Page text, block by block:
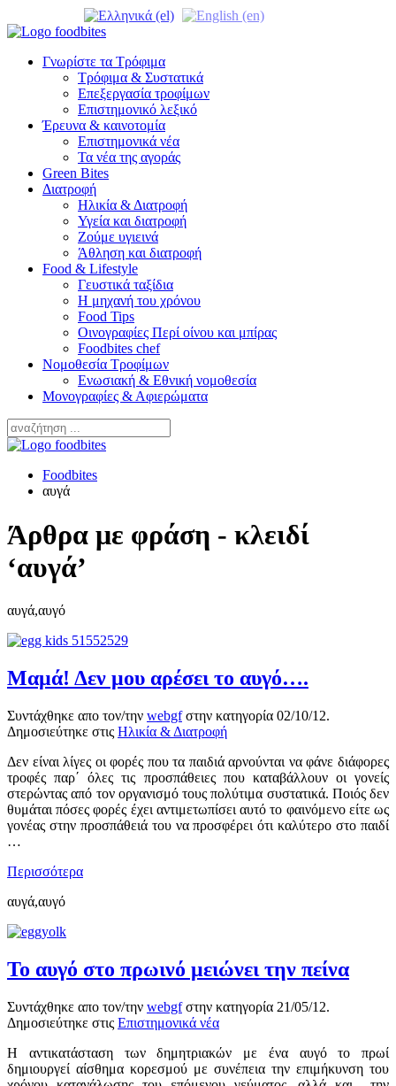
Γνωρίστε τα Τρόφιμα
Τρόφιμα & Συστατικά
Επεξεργασία τροφίμων
Επιστημονικό λεξικό
Έρευνα & καινοτομία
Επιστημονικά νέα
Τα νέα της αγοράς
Green Bites
Διατροφή
Ηλικία & Διατροφή
Υγεία και διατροφή
Ζούμε υγιεινά
Άθληση και διατροφή
Food & Lifestyle
Γευστικά ταξίδια
Η μηχανή του χρόνου
Food Tips
Οινογραφίες Περί οίνου και μπίρας
Foodbites chef
Νομοθεσία Τροφίμων
Ενωσιακή & Εθνική νομοθεσία
Μονογραφίες & Αφιερώματα
Foodbites
αυγά
Άρθρα με φράση - κλειδί
‘αυγά’
αυγά,αυγό
Μαμά! Δεν μου αρέσει το αυγό….
Συντάχθηκε απο τον/την webgfστην κατηγορία 02/10/12.
Δημοσιεύτηκε στις Ηλικία & Διατροφή
Δεν είναι λίγες οι φορές που τα παιδιά αρνούνται να φάνε διάφορες
τροφές παρ΄ όλες τις προσπάθειες που καταβάλλουν οι γονείς
στερώντας από τον οργανισμό τους πολύτιμα συστατικά. Ποιός δεν
θυμάται πόσες φορές έχει αντιμετωπίσει αυτό το φαινόμενο είτε ως
γονέας στην προσπάθειά του να προσφέρει ότι καλύτερο στο παιδί
…
Περισσότερα
αυγά,αυγό
Το αυγό στο πρωινό μειώνει την πείνα
Συντάχθηκε απο τον/την webgfστην κατηγορία 21/05/12.
Δημοσιεύτηκε στις Επιστημονικά νέα
Η αντικατάσταση των δημητριακών με ένα αυγό το πρωί
δημιουργεί αίσθημα κορεσμού με συνέπεια την επιμήκυνση του